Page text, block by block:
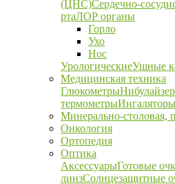
(ЦНС)Сердечно-
ртаЛОР органы
Горло
Ухо
Нос
УрологическиеУшные
Медицинская техника
Глюкометры
термометрыИнгаляторы
Минерально-столовая,
Онкология
Ортопедия
Оптика
АксессуарыГотовые
линзСолнцезащитные